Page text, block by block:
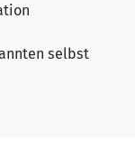
selbst